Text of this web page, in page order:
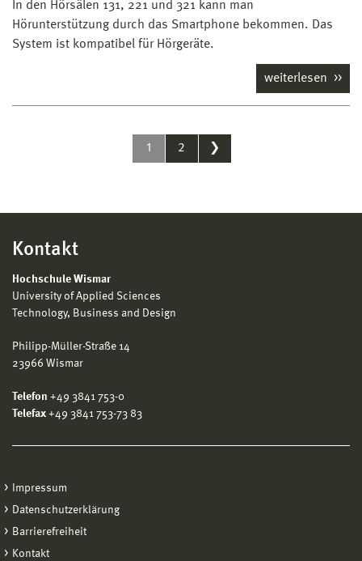
In den Hörsälen 131, 221 und 321 kann man
Hörunterstützung durch das Smartphone bekommen. Das
System ist kompatibel für Hörgeräte.
weiterlesen
1 2 ❯
Kontakt
Hochschule Wismar
University of Applied Sciences
Technology, Business and Design
Philipp-Müller-Straße 14
23966 Wismar
Telefon +49 3841 753-0
Telefax +49 3841 753-73 83
Impressum
Datenschutzerklärung
Barrierefreiheit
Kontakt